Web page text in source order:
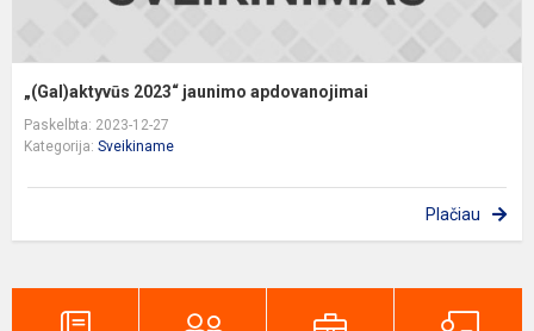
„(Gal)aktyvūs 2023“ jaunimo apdovanojimai
Paskelbta: 2023-12-27
Kategorija: Sveikiname
Plačiau